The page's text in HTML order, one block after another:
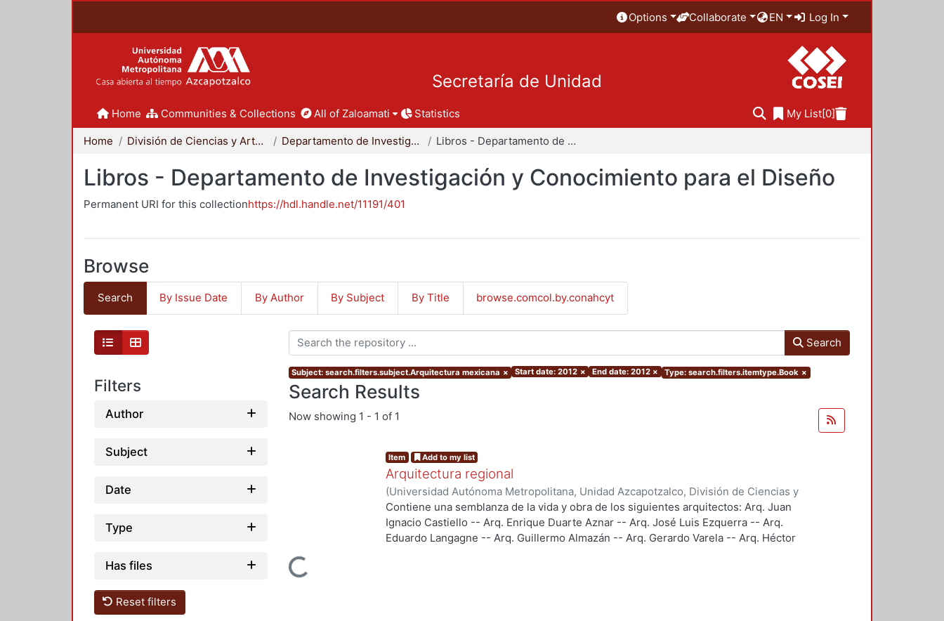
Options Collaborate EN Log In
Secretaría de Unidad
Home Communities & Collections All of Zaloamati Statistics My List[0]
Home División de Ciencias y Artes para el Diseño Departamento de Investigación y Conocimiento para el Diseño Libros - Departamento de Investigación y Conocimiento para el Diseño
Libros - Departamento de Investigación y Conocimiento para el Diseño
Permanent URI for this collectionhttps://hdl.handle.net/11191/401
Browse
Search By Issue Date By Author By Subject By Title browse.comcol.by.conahcyt
Filters
Author
Subject
Date
Type
Has files
Reset filters
Search
Subject: search.filters.subject.Arquitectura mexicana × Start date: 2012 × End date: 2012 × Type: search.filters.itemtype.Book ×
Search Results
Now showing 1 - 1 of 1
Loading...
Item Add to my list
Arquitectura regional
(Universidad Autónoma Metropolitana, Unidad Azcapotzalco, División de Ciencias y
Artes para el Diseño, Departamento de Investigación y Conocimiento para el
Diseño,2012)Langagne Ortega, Eduardo
Contiene una semblanza de la vida y obra de los siguientes arquitectos: Arq. Juan
Ignacio Castiello -- Arq. Enrique Duarte Aznar -- Arq. José Luis Ezquerra -- Arq.
Eduardo Langagne -- Arq. Guillermo Almazán -- Arq. Gerardo Varela -- Arq. Héctor